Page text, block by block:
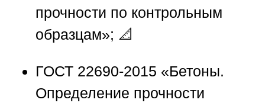
прочности по контрольным
образцам»; 📐
ГОСТ 22690-2015 «Бетоны.
Определение прочности